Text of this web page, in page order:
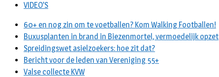
VIDEO’S
60+ en nog zin om te voetballen? Kom Walking Footballen!
Buxusplanten in brand in Biezenmortel, vermoedelijk opzet
Spreidingswet asielzoekers: hoe zit dat?
Bericht voor de leden van Vereniging 55+
Valse collecte KVW